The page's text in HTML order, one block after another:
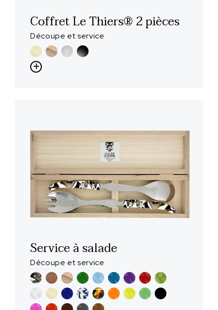
Coffret Le Thiers® 2 pièces
Découpe et service
Service à salade
Découpe et service